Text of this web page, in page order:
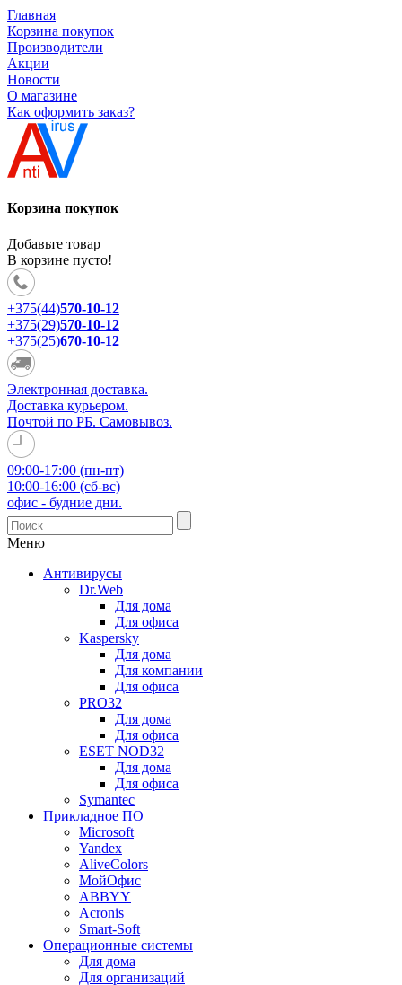
Главная
Корзина покупок
Производители
Акции
Новости
О магазине
Как оформить заказ?
Корзина покупок
Добавьте товар
В корзине пусто!
+375(44)570-10-12
+375(29)570-10-12
+375(25)670-10-12
Электронная доставка.
Доставка курьером.
Почтой по РБ. Самовывоз.
09:00-17:00 (пн-пт)
10:00-16:00 (сб-вс)
офис - будние дни.
Меню
Антивирусы
Dr.Web
Для дома
Для офиса
Kaspersky
Для дома
Для компании
Для офиса
PRO32
Для дома
Для офиса
ESET NOD32
Для дома
Для офиса
Symantec
Прикладное ПО
Microsoft
Yandex
AliveColors
МойОфис
ABBYY
Acronis
Smart-Soft
Операционные системы
Для дома
Для организаций